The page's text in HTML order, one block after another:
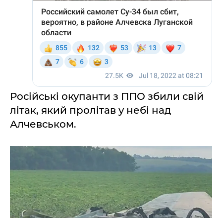
Російські окупанти з ППО збили свій
літак, який пролітав у небі над
Алчевськом.